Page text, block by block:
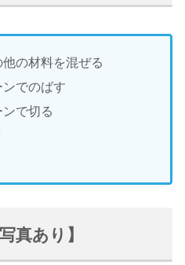
の材料を混ぜる
でのばす
で切る
真あり】